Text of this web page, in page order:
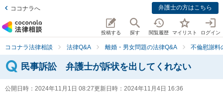
ココナラへ 弁護士の方はこちら
投稿する 探す 閲覧履歴 マイリスト ログイン
ココナラ法律相談 法律Q&A 離婚・男女問題の法律Q&A 不倫慰謝料
民事訴訟 弁護士が訴状を出してくれない
公開日時： 2024年11月1日 08:27更新日時： 2024年11月4日 16:36